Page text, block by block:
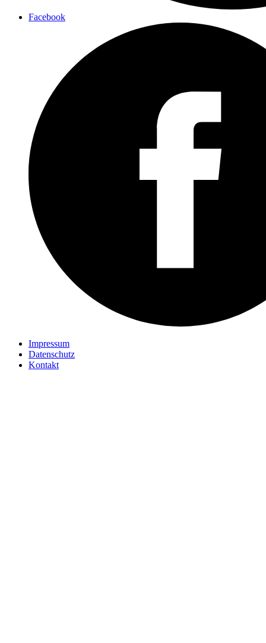
Facebook
Impressum
Datenschutz
Kontakt